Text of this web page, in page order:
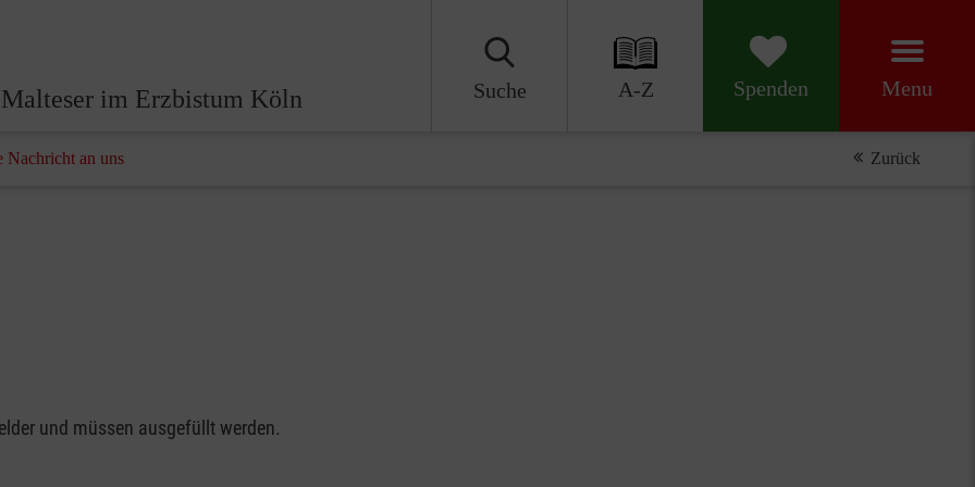
Malteser im Erzbistum Köln Suche A-Z Spenden Menu
Nachricht an uns Zurück
und müssen ausgefüllt werden.